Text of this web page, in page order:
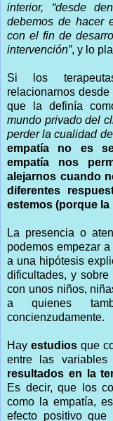
interior, “desde
debemos de hacer
con el fin de
intervención”, y lo
Si los
relacionarnos
que la definía
mundo privado del
perder la cualidad
empatía no es
empatía nos
alejarnos cuando
diferentes
estemos (porque
La presencia o
podemos empezar
a una hipótesis
dificultades, y
con unos niños,
a quienes
concienzudamente.
Hay estudiosque
entre las
resultados en la
Es decir, que los
como la empatía,
efecto positivo que